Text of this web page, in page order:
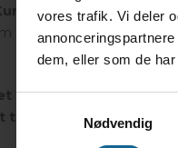
vores trafik. Vi deler
dem, eller som de
Nødvendig
& Kulturcenter
Strand
I efterårsferien uge
torsdage og fredage